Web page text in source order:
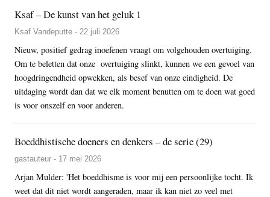
Ksaf – De kunst van het geluk 1
Ksaf Vandeputte - 22 juli 2026
Nieuw, positief gedrag inoefenen vraagt om volgehouden overtuiging.
Om te beletten dat onze overtuiging slinkt, kunnen we een gevoel van
hoogdringendheid opwekken, als besef van onze eindigheid. De
uitdaging wordt dan dat we elk moment benutten om te doen wat goed
is voor onszelf en voor anderen.
Boeddhistische doeners en denkers – de serie (29)
gastauteur - 17 mei 2026
Arjan Mulder: 'Het boeddhisme is voor mij een persoonlijke tocht. Ik
weet dat dit niet wordt aangeraden, maar ik kan niet zo veel met